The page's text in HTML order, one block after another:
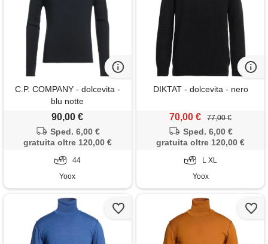
C.P. COMPANY - dolcevita -
blu notte
90,00 €
Sped. 6,00 €
gratuita oltre 120,00 €
44
Yoox
DIKTAT - dolcevita - nero
70,00 € 77,00 €
Sped. 6,00 €
gratuita oltre 120,00 €
L XL
Yoox